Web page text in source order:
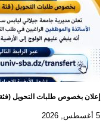
إعلان بخصوص طلبات التحويل
5 أغسطس, 2026